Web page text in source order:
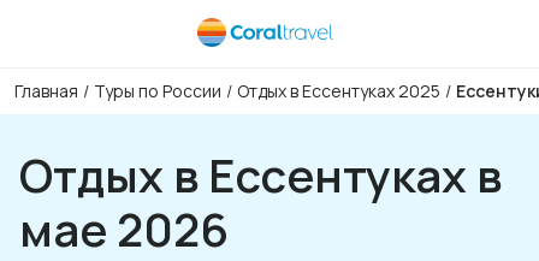
Главная / Туры по России / Отдых в Ессентуках 2025 /
Отдых в Ессентуках в
мае 2026